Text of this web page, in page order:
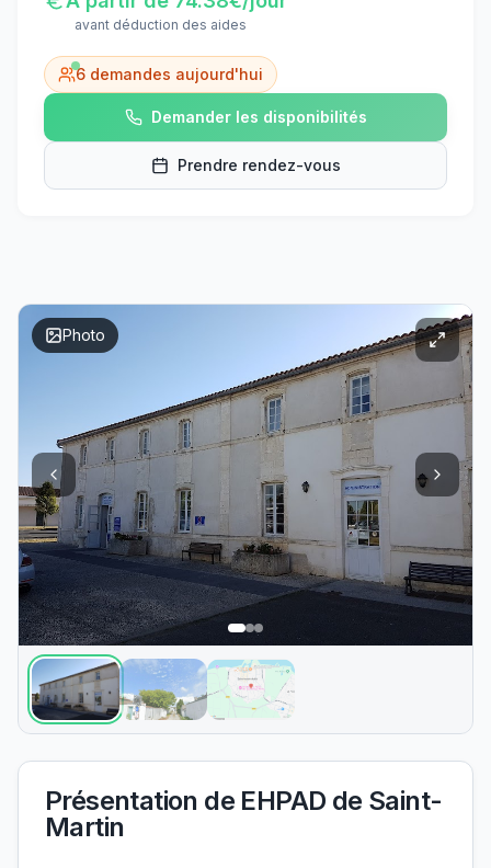
avant déduction des aides
6 demandes aujourd'hui
Demander les disponibilités
Prendre rendez-vous
Photo
Présentation de EHPAD de Saint-
Martin